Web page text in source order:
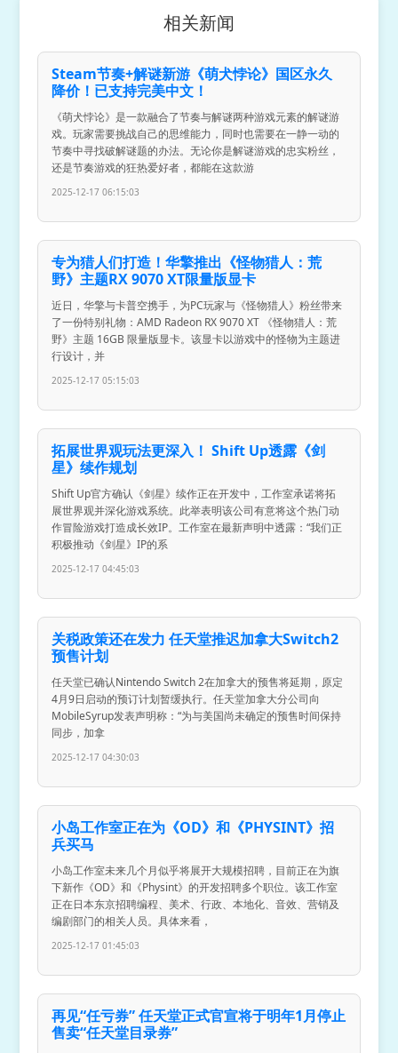
相关新闻
Steam节奏+解谜新游《萌犬悖论》国区永久
降价！已支持完美中文！
《萌犬悖论》是一款融合了节奏与解谜两种游戏元素的解谜游
戏。玩家需要挑战自己的思维能力，同时也需要在一静一动的
节奏中寻找破解谜题的办法。无论你是解谜游戏的忠实粉丝，
还是节奏游戏的狂热爱好者，都能在这款游
2025-12-17 06:15:03
专为猎人们打造！华擎推出《怪物猎人：荒
野》主题RX 9070 XT限量版显卡
近日，华擎与卡普空携手，为PC玩家与《怪物猎人》粉丝带来
了一份特别礼物：AMD Radeon RX 9070 XT 《怪物猎人：荒
野》主题 16GB 限量版显卡。该显卡以游戏中的怪物为主题进
行设计，并
2025-12-17 05:15:03
拓展世界观玩法更深入！ Shift Up透露《剑
星》续作规划
Shift Up官方确认《剑星》续作正在开发中，工作室承诺将拓
展世界观并深化游戏系统。此举表明该公司有意将这个热门动
作冒险游戏打造成长效IP。工作室在最新声明中透露：“我们正
积极推动《剑星》IP的系
2025-12-17 04:45:03
关税政策还在发力 任天堂推迟加拿大Switch2
预售计划
任天堂已确认Nintendo Switch 2在加拿大的预售将延期，原定
4月9日启动的预订计划暂缓执行。任天堂加拿大分公司向
MobileSyrup发表声明称：“为与美国尚未确定的预售时间保持
同步，加拿
2025-12-17 04:30:03
小岛工作室正在为《OD》和《PHYSINT》招
兵买马
小岛工作室未来几个月似乎将展开大规模招聘，目前正在为旗
下新作《OD》和《Physint》的开发招聘多个职位。该工作室
正在日本东京招聘编程、美术、行政、本地化、音效、营销及
编剧部门的相关人员。具体来看，
2025-12-17 01:45:03
再见“任亏券” 任天堂正式官宣将于明年1月停止
售卖“任天堂目录券”